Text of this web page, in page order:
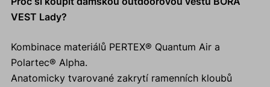
VEST Lady?
Kombinace materiálů PERTEX® Quantum Air a
Polartec® Alpha.
Anatomicky tvarované zakrytí ramenních kloubů